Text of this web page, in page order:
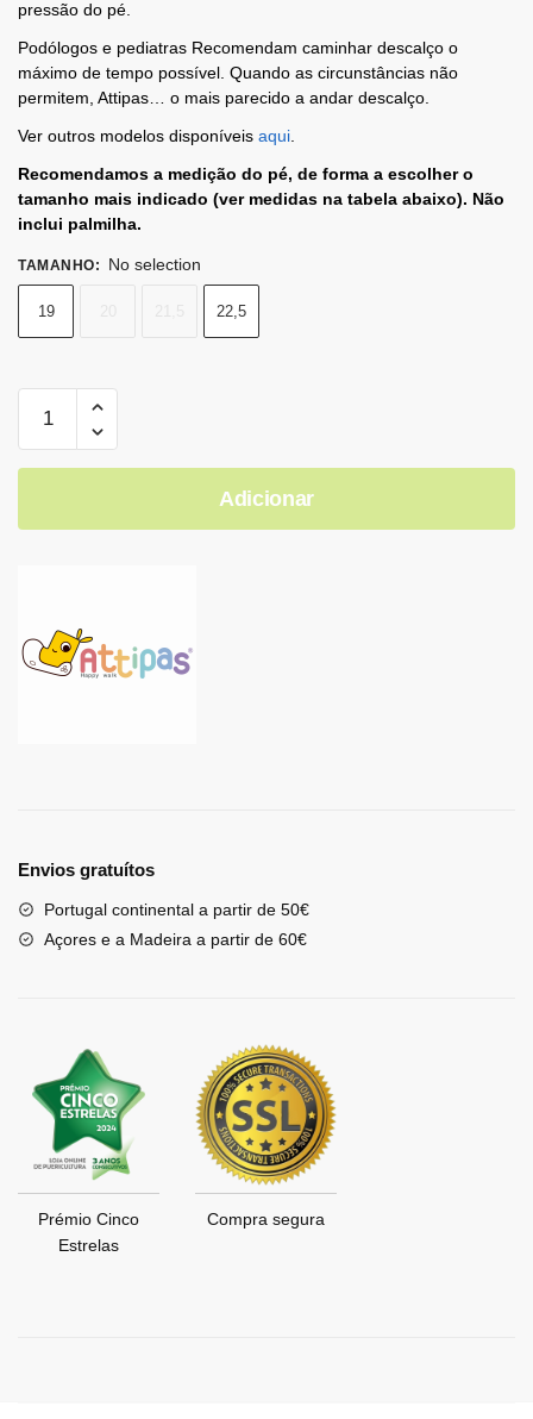
pressão do pé.
Podólogos e pediatras Recomendam caminhar descalço o
máximo de tempo possível. Quando as circunstâncias não
permitem, Attipas… o mais parecido a andar descalço.
Ver outros modelos disponíveis aqui
Recomendamos a medição do pé, de forma a escolher o
tamanho mais indicado (ver medidas na tabela abaixo). Não
inclui palmilha.
TAMANHO: No selection
19 22,5
Adicionar
Envios gratuítos
Portugal continental a partir de 50€
Açores e a Madeira a partir de 60€
Prémio Cinco
Estrelas
Compra segura